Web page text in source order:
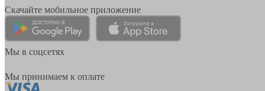
Скачайте мобильное приложение
Мы в соцсетях
Мы принимаем к оплате